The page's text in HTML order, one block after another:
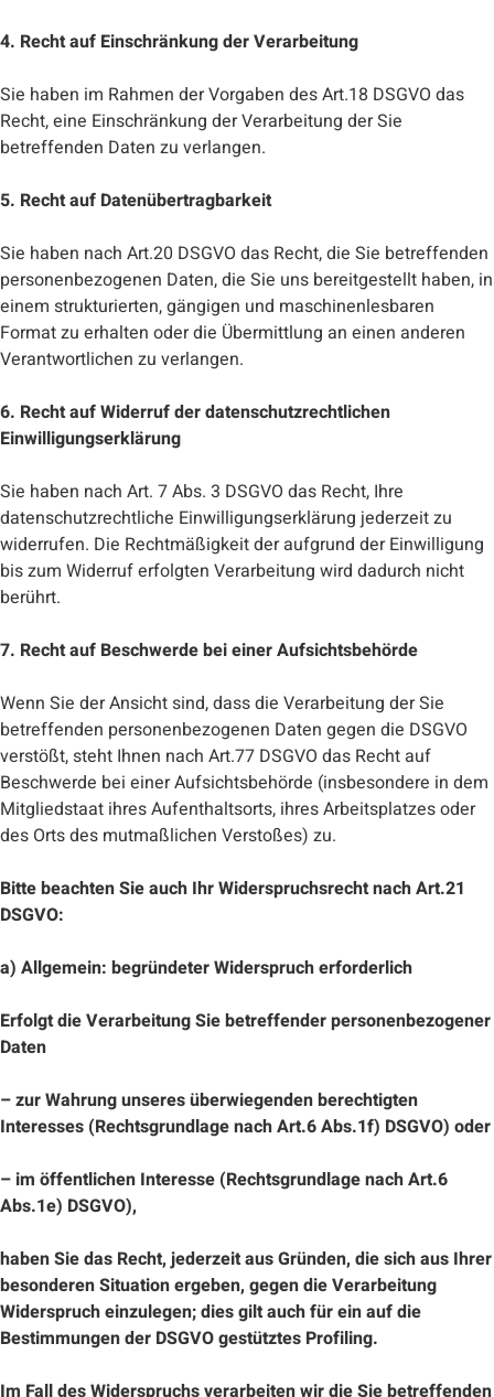
4. Recht auf Einschränkung der Verarbeitung
Sie haben im Rahmen der Vorgaben des Art.18 DSGVO das
Recht, eine Einschränkung der Verarbeitung der Sie
betreffenden Daten zu verlangen.
5. Recht auf Datenübertragbarkeit
Sie haben nach Art.20 DSGVO das Recht, die Sie betreffenden
personenbezogenen Daten, die Sie uns bereitgestellt haben, in
einem strukturierten, gängigen und maschinenlesbaren
Format zu erhalten oder die Übermittlung an einen anderen
Verantwortlichen zu verlangen.
6. Recht auf Widerruf der datenschutzrechtlichen
Einwilligungserklärung
Sie haben nach Art. 7 Abs. 3 DSGVO das Recht, Ihre
datenschutzrechtliche Einwilligungserklärung jederzeit zu
widerrufen. Die Rechtmäßigkeit der aufgrund der Einwilligung
bis zum Widerruf erfolgten Verarbeitung wird dadurch nicht
berührt.
7. Recht auf Beschwerde bei einer Aufsichtsbehörde
Wenn Sie der Ansicht sind, dass die Verarbeitung der Sie
betreffenden personenbezogenen Daten gegen die DSGVO
verstößt, steht Ihnen nach Art.77 DSGVO das Recht auf
Beschwerde bei einer Aufsichtsbehörde (insbesondere in dem
Mitgliedstaat ihres Aufenthaltsorts, ihres Arbeitsplatzes oder
des Orts des mutmaßlichen Verstoßes) zu.
Bitte beachten Sie auch Ihr Widerspruchsrecht nach Art.21
DSGVO:
a) Allgemein: begründeter Widerspruch erforderlich
Erfolgt die Verarbeitung Sie betreffender personenbezogener
Daten
– zur Wahrung unseres überwiegenden berechtigten
Interesses (Rechtsgrundlage nach Art.6 Abs.1f) DSGVO) oder
– im öffentlichen Interesse (Rechtsgrundlage nach Art.6
Abs.1e) DSGVO),
haben Sie das Recht, jederzeit aus Gründen, die sich aus Ihrer
besonderen Situation ergeben, gegen die Verarbeitung
Widerspruch einzulegen; dies gilt auch für ein auf die
Bestimmungen der DSGVO gestütztes Profiling.
Im Fall des Widerspruchs verarbeiten wir die Sie betreffenden